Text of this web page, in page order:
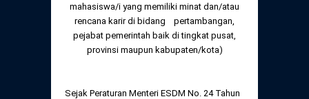
mahasiswa/i yang memiliki minat dan/atau
rencana karir di bidang pertambangan,
pejabat pemerintah baik di tingkat pusat,
provinsi maupun kabupaten/kota)
Sejak Peraturan Menteri ESDM No. 24 Tahun